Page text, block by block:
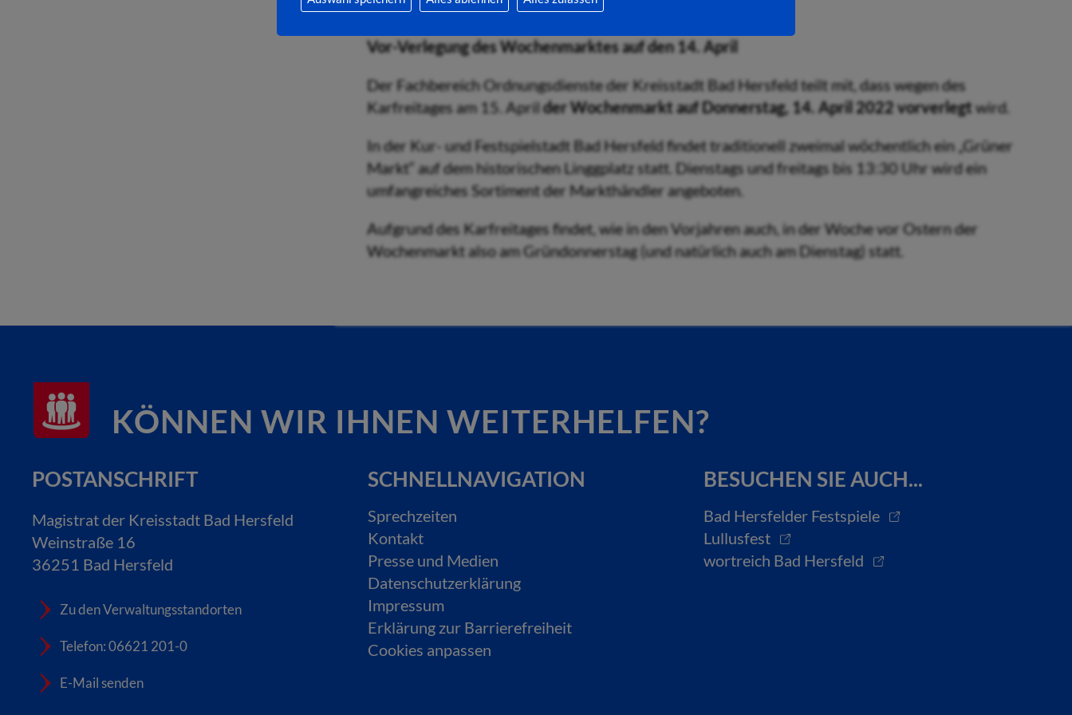
Vor-Verlegung des Wochenmarktes auf den 14. April
Der Fachbereich Ordnungsdienste der Kreisstadt Bad Hersfeld teilt mit, dass wegen des
Karfreitages am 15. Aprilder Wochenmarkt auf Donnerstag, 14. April 2022 vorverlegt wird.
In der Kur- und Festspielstadt Bad Hersfeld findet traditionell zweimal wöchentlich ein „Grüner
Markt“ auf dem historischen Linggplatz statt. Dienstags und freitags bis 13:30 Uhr wird ein
umfangreiches Sortiment der Markthändler angeboten.
Aufgrund des Karfreitages findet, wie in den Vorjahren auch, in der Woche vor Ostern der
Wochenmarkt also am Gründonnerstag (und natürlich auch am Dienstag) statt.
KÖNNEN WIR IHNEN WEITERHELFEN?
POSTANSCHRIFT
Magistrat der Kreisstadt Bad Hersfeld
Weinstraße 16
36251 Bad Hersfeld
Zu den Verwaltungsstandorten
Telefon: 06621 201-0
E-Mail senden
SCHNELLNAVIGATION
Sprechzeiten
Kontakt
Presse und Medien
Datenschutzerklärung
Impressum
Erklärung zur Barrierefreiheit
Cookies anpassen
BESUCHEN SIE AUCH...
Bad Hersfelder Festspiele
Lullusfest
wortreich Bad Hersfeld